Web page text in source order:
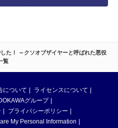
た！ ～クソオブザイヤーと呼ばれた悪役
覧
について
ライセンスについて
グループ
プライバシーポリシー
My Personal Information